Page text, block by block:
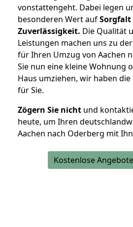
vonstattengeht. Dabei legen
besonderen Wert aufSorgfalt
Zuverlässigkeit. Die Qualität
Leistungen machen uns zu
für Ihren Umzug von Aachen
Sie nun eine kleine Wohnung
Haus umziehen, wir haben
für Sie.
Zögern Sie nicht und
heute, um Ihren
Aachen nach Oderberg mit
Kostenlose